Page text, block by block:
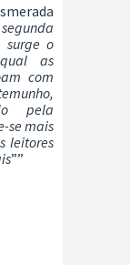
surge o
as
com
pela
se mais
leitores
””